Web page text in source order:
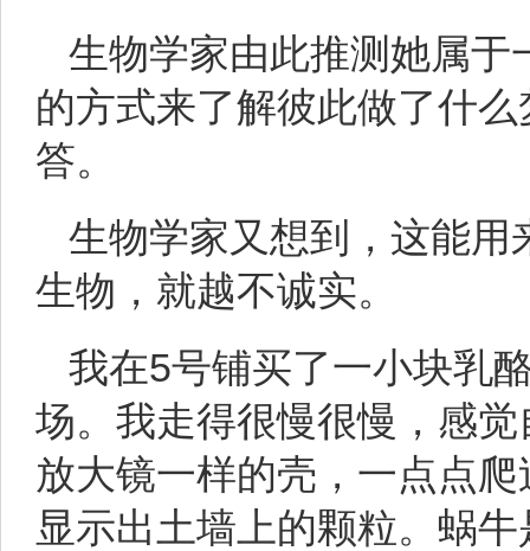
生物学家由此推测她属于
的方式来了解彼此做了什
答。
生物学家又想到，这能用
生物，就越不诚实。
我在5号铺买了一小块乳
场。我走得很慢很慢，感
放大镜一样的壳，一点点
显示出土墙上的颗粒。蜗